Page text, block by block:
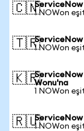
🇨🇳ServiceNow
1 NOWon
🇹🇷ServiceNow
1 NOWon
🇰🇷ServiceNow
Wonu'na
1 NOWon
🇷🇺ServiceNow
1 NOWon